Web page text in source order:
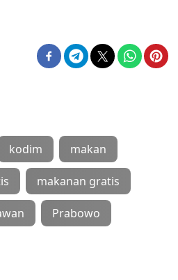
kodim makan
makanan gratis
Prabowo